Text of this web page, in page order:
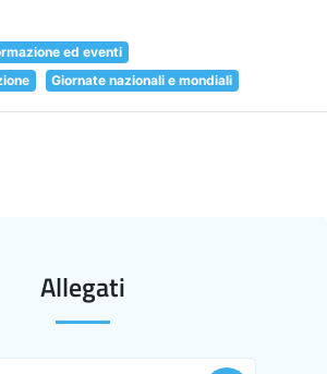
ed eventi
Giornate nazionali e mondiali
Allegati